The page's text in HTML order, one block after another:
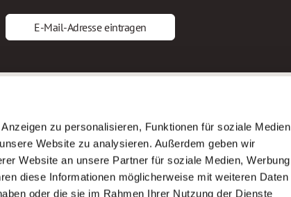
zu personalisieren, Funktionen für soziale Medien
Website zu analysieren. Außerdem geben wir
Website an unsere Partner für soziale Medien, Werbung
diese Informationen möglicherweise mit weiteren Daten
oder die sie im Rahmen Ihrer Nutzung der Dienste
E-Mail-Adresse eintragen
AWO Gliederungen nach Bundesland
Stellenangebote nach Bundesländern
Sitemap
Impressum
Datenschutz